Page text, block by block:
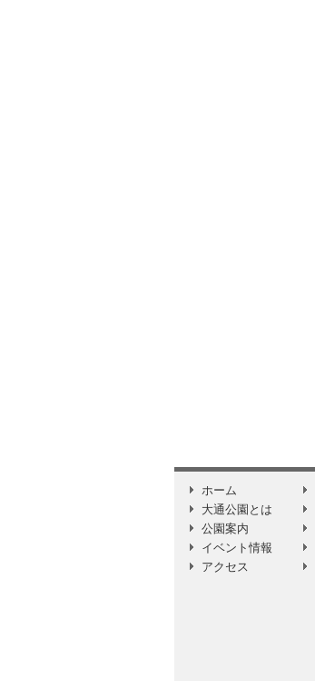
ホーム
大通公園とは
公園案内
イベント情報
アクセス